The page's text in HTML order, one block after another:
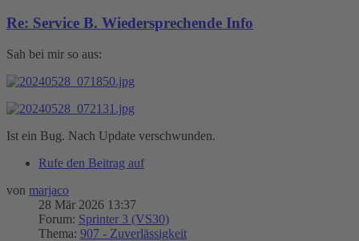
Re: Service B. Wiedersprechende Info
Sah bei mir so aus:
Ist ein Bug. Nach Update verschwunden.
Rufe den Beitrag auf
von marjaco
28 Mär 2026 13:37
Forum: Sprinter 3 (VS30)
Thema: 907 - Zuverlässigkeit